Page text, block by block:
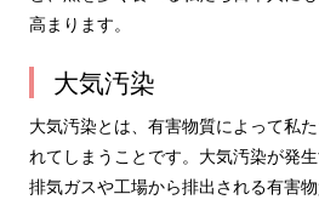
高まります。
大気汚染
大気汚染とは、有害物質によって私
れてしまうことです。大気汚染が発
排気ガスや工場から排出される有害